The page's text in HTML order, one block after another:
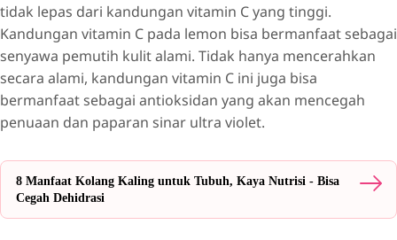
tidak lepas dari kandungan vitamin C yang tinggi.
Kandungan vitamin C pada lemon bisa bermanfaat sebagai
senyawa pemutih kulit alami. Tidak hanya mencerahkan
secara alami, kandungan vitamin C ini juga bisa
bermanfaat sebagai antioksidan yang akan mencegah
penuaan dan paparan sinar ultra violet.
8 Manfaat Kolang Kaling untuk Tubuh, Kaya Nutrisi - Bisa
Cegah Dehidrasi